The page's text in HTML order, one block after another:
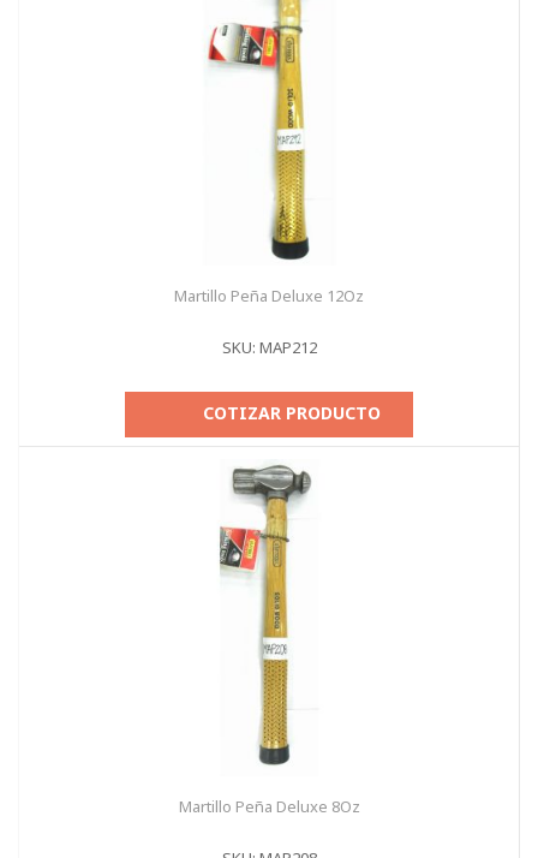
Martillo Peña Deluxe 12Oz
SKU: MAP212
COTIZAR PRODUCTO
Martillo Peña Deluxe 8Oz